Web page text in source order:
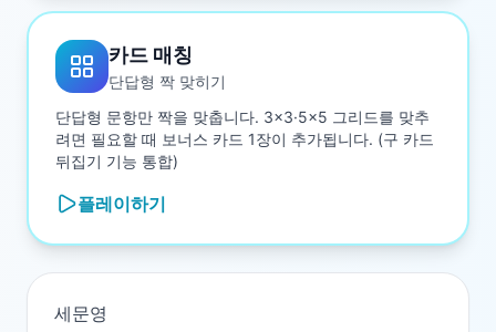
카드 매칭
단답형 짝 맞히기
단답형 문항만 짝을 맞춥니다. 3×3·5×5 그리드를 맞추
려면 필요할 때 보너스 카드 1장이 추가됩니다. (구 카드
뒤집기 기능 통합)
플레이하기
세문영